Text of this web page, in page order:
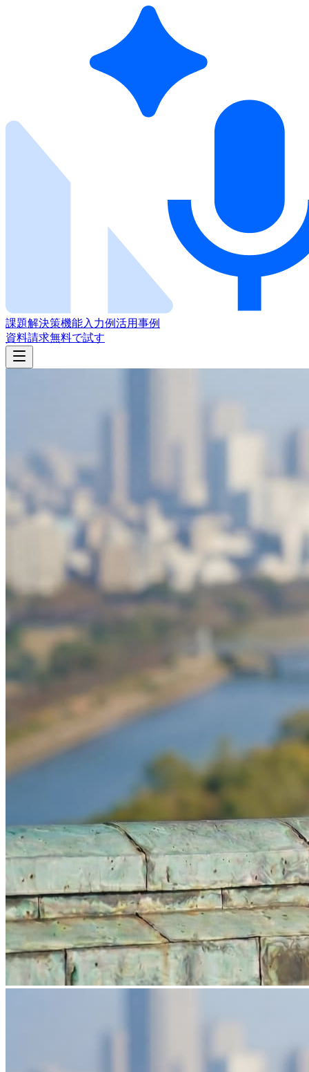
課題解決策機能入力例活用事例
資料請求無料で試す